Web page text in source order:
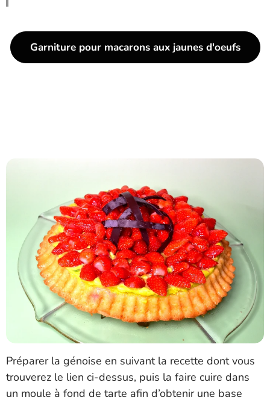
Garniture pour macarons aux jaunes d'oeufs
Préparer la génoise en suivant la recette dont vous
trouverez le lien ci-dessus, puis la faire cuire dans
un moule à fond de tarte afin d’obtenir une base